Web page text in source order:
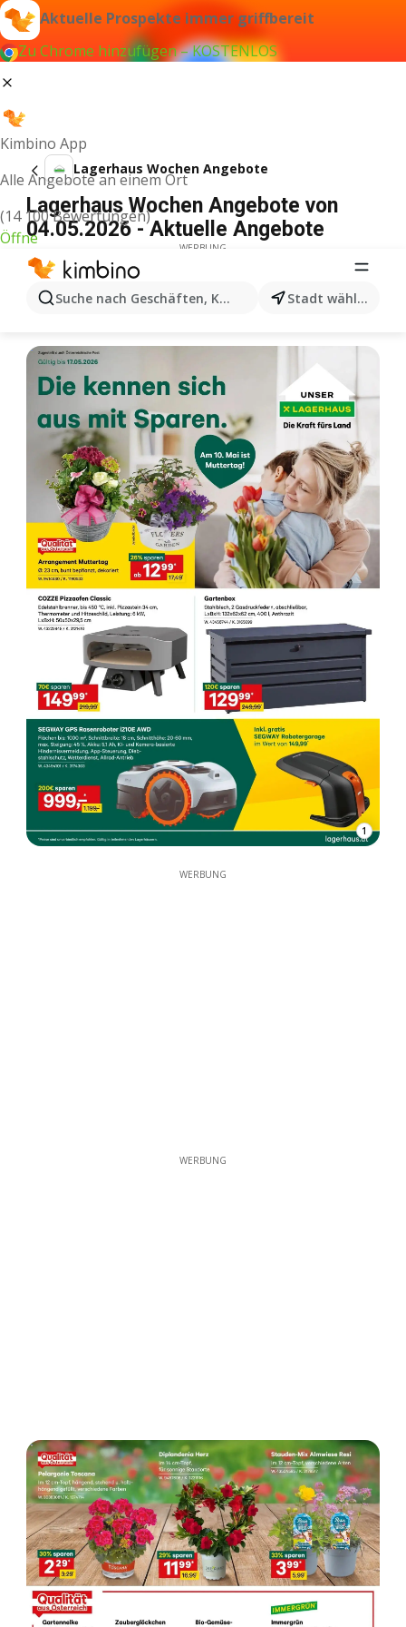
Aktuelle Prospekte immer griffbereit
Zu Chrome hinzufügen – KOSTENLOS
Kimbino App
Alle Angebote an einem Ort
(14 100 Bewertungen)
Öffne
Suche nach Geschäften, Kategorien, Produkten...
Stadt wählen
Lagerhaus Wochen Angebote
Lagerhaus Wochen Angebote von
04.05.2026 - Aktuelle Angebote
WERBUNG
1
WERBUNG
WERBUNG